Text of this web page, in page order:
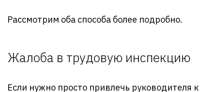
Рассмотрим оба способа более подробно.
Жалоба в трудовую инспекцию
Если нужно просто привлечь руководителя к